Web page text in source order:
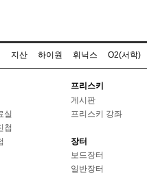
지산 하이원 휘닉스 O2(서학)
프리스키
게시판
실
프리스키 강좌
첩
장터
보드장터
일반장터